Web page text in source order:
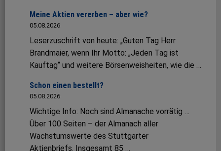
Meine Aktien vererben – aber wie?
05.08.2026
Leserzuschrift von heute: „Guten Tag Herr
Brandmaier, wenn Ihr Motto: „Jeden Tag ist
Kauftag“ und weitere Börsenweisheiten, wie die …
Schon einen bestellt?
05.08.2026
Wichtige Info: Noch sind Almanache vorrätig …
Über 100 Seiten – der Almanach aller
Wachstumswerte des Stuttgarter
Aktienbriefs. Insgesamt 85 …